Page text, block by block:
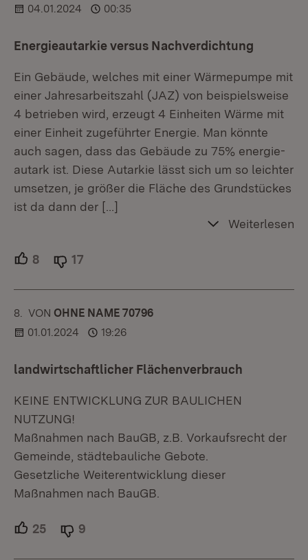
04.01.2024
00:35
Energieautarkie versus Nachverdichtung
Ein Gebäude, welches mit einer Wärmepumpe mit
einer Jahresarbeitszahl (JAZ) von beispielsweise
4 betrieben wird, erzeugt 4 Einheiten Wärme mit
einer Einheit zugeführter Energie. Man könnte
auch sagen, dass das Gebäude zu 75% energie-
autark ist. Diese Autarkie lässt sich um so leichter
umsetzen, je größer die Fläche des Grundstückes
ist da dann der […]
Weiterlesen
8 Unterstützer.
17
8. KOMMENTAR
VON :OHNE NAME 70796
01.01.2024
19:26
landwirtschaftlicher Flächenverbrauch
KEINE ENTWICKLUNG ZUR BAULICHEN
NUTZUNG!
Maßnahmen nach BauGB, z.B. Vorkaufsrecht der
Gemeinde, städtebauliche Gebote.
Gesetzliche Weiterentwicklung dieser
Maßnahmen nach BauGB.
25 Unterstützer.
9